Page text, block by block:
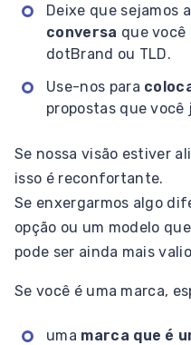
Deixe que sejamos a
conversa que você
dotBrand ou TLD.
Use-nos para
propostas que você
Se nossa visão estiver
isso é reconfortante.
Se enxergarmos algo
opção ou um modelo
pode ser ainda mais
Se você é uma marca,
uma marca que é